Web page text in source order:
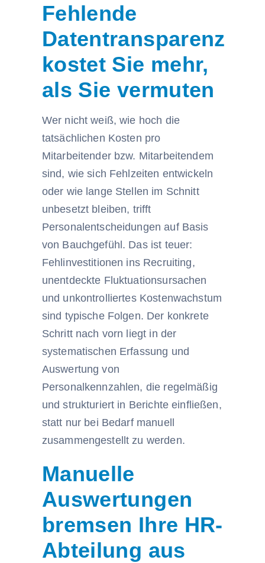
Fehlende
Datentransparenz
kostet Sie mehr,
als Sie vermuten
Wer nicht weiß, wie hoch die
tatsächlichen Kosten pro
Mitarbeitender bzw. Mitarbeitendem
sind, wie sich Fehlzeiten entwickeln
oder wie lange Stellen im Schnitt
unbesetzt bleiben, trifft
Personalentscheidungen auf Basis
von Bauchgefühl. Das ist teuer:
Fehlinvestitionen ins Recruiting,
unentdeckte Fluktuationsursachen
und unkontrolliertes Kostenwachstum
sind typische Folgen. Der konkrete
Schritt nach vorn liegt in der
systematischen Erfassung und
Auswertung von
Personalkennzahlen, die regelmäßig
und strukturiert in Berichte einfließen,
statt nur bei Bedarf manuell
zusammengestellt zu werden.
Manuelle
Auswertungen
bremsen Ihre HR-
Abteilung aus